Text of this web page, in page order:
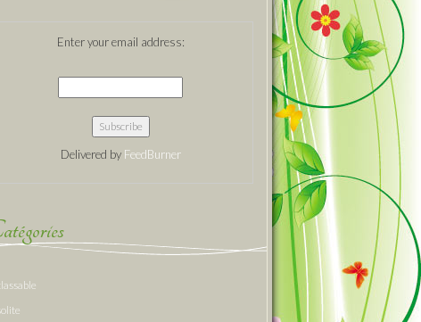
Enter your email address:
Delivered by FeedBurner